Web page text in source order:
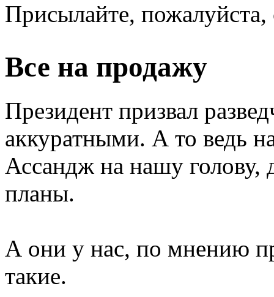
Присылайте,
Все на продажу
Президент призвал
аккуратными. А то ведь
Ассандж на нашу голову,
планы.
А они у нас, по мнению
такие.